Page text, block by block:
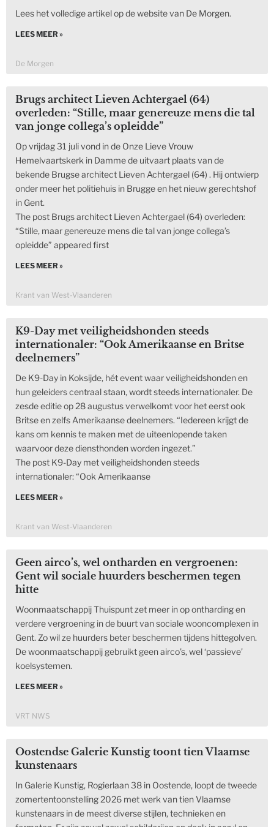
Lees het volledige artikel op de website van De Morgen.
LEES MEER »
De Morgen
Brugs architect Lieven Achtergael (64)
overleden: “Stille, maar genereuze mens die tal
van jonge collega’s opleidde”
Op vrijdag 31 juli vond in de Onze Lieve Vrouw
Hemelvaartskerk in Damme de uitvaart plaats van de
bekende Brugse architect Lieven Achtergael (64) . Hij ontwierp
onder meer het politiehuis in Brugge en het nieuw gerechtshof
in Gent.
The post Brugs architect Lieven Achtergael (64) overleden:
“Stille, maar genereuze mens die tal van jonge collega’s
opleidde” appeared first
LEES MEER »
Krant van West-Vlaanderen
K9-Day met veiligheidshonden steeds
internationaler: “Ook Amerikaanse en Britse
deelnemers”
De K9-Day in Koksijde, hét event waar veiligheidshonden en
hun geleiders centraal staan, wordt steeds internationaler. De
zesde editie op 28 augustus verwelkomt voor het eerst ook
Britse en zelfs Amerikaanse deelnemers. “Iedereen krijgt de
kans om kennis te maken met de uiteenlopende taken
waarvoor deze diensthonden worden ingezet.”
The post K9-Day met veiligheidshonden steeds
internationaler: “Ook Amerikaanse
LEES MEER »
Krant van West-Vlaanderen
Geen airco’s, wel ontharden en vergroenen:
Gent wil sociale huurders beschermen tegen
hitte
Woonmaatschappij Thuispunt zet meer in op ontharding en
verdere vergroening in de buurt van sociale wooncomplexen in
Gent. Zo wil ze huurders beter beschermen tijdens hittegolven.
De woonmaatschappij gebruikt geen airco’s, wel ‘passieve’
koelsystemen.
LEES MEER »
VRT NWS
Oostendse Galerie Kunstig toont tien Vlaamse
kunstenaars
In Galerie Kunstig, Rogierlaan 38 in Oostende, loopt de tweede
zomertentoonstelling 2026 met werk van tien Vlaamse
kunstenaars in de meest diverse stijlen, technieken en